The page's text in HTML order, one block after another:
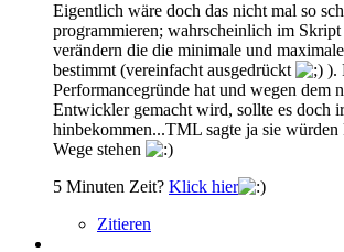
Eigentlich wäre doch das nicht mal so
programmieren; wahrscheinlich im
verändern die die minimale und
bestimmt (vereinfacht ausgedrückt
).
Performancegründe hat und wegen dem
Entwickler gemacht wird, sollte es doch
hinbekommen...TML sagte ja sie
Wege stehen
5 Minuten Zeit? Klick hier
Zitieren